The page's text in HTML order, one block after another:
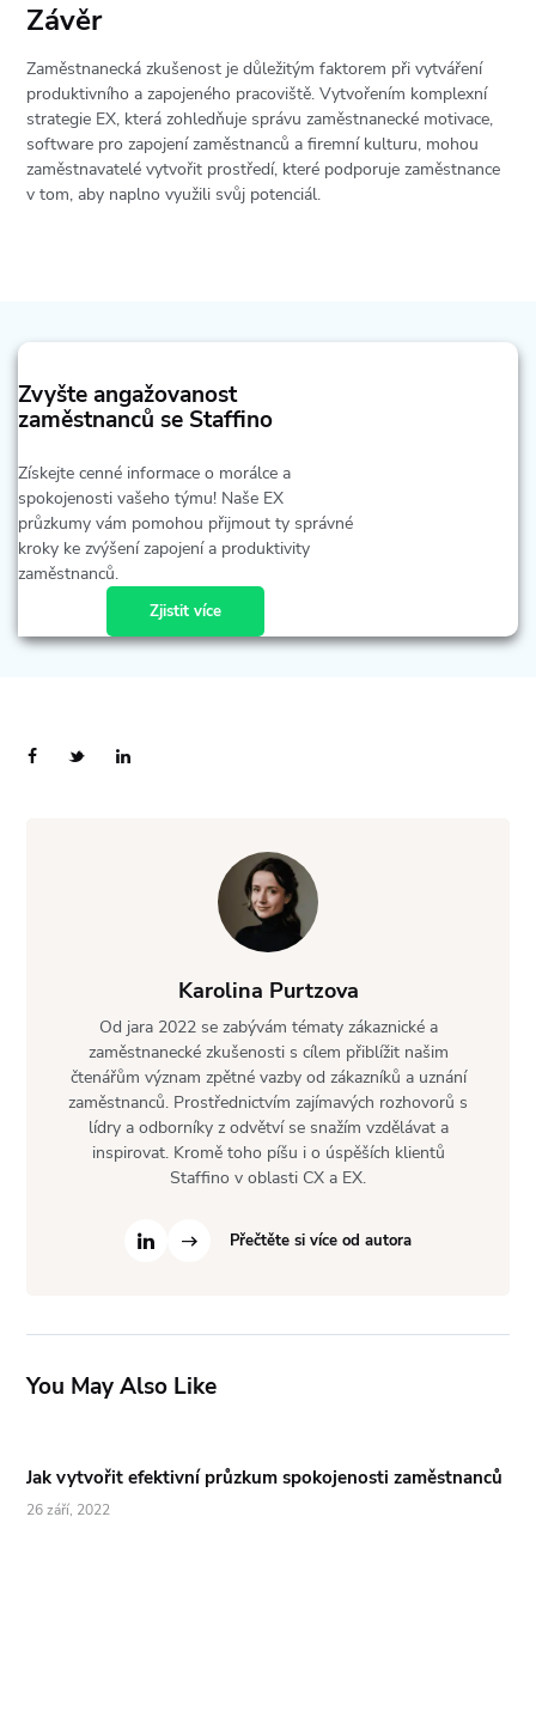
Závěr
Zaměstnanecká zkušenost je důležitým faktorem při vytváření
produktivního a zapojeného pracoviště. Vytvořením komplexní
strategie EX, která zohledňuje správu zaměstnanecké motivace,
software pro zapojení zaměstnanců a firemní kulturu, mohou
zaměstnavatelé vytvořit prostředí, které podporuje zaměstnance
v tom, aby naplno využili svůj potenciál.
Zvyšte angažovanost
zaměstnanců se Staffino
Získejte cenné informace o morálce a
spokojenosti vašeho týmu! Naše EX
průzkumy vám pomohou přijmout ty správné
kroky ke zvýšení zapojení a produktivity
zaměstnanců.
Zjistit více
Karolina Purtzova
Od jara 2022 se zabývám tématy zákaznické a
zaměstnanecké zkušenosti s cílem přiblížit našim
čtenářům význam zpětné vazby od zákazníků a uznání
zaměstnanců. Prostřednictvím zajímavých rozhovorů s
lídry a odborníky z odvětví se snažím vzdělávat a
inspirovat. Kromě toho píšu i o úspěších klientů
Staffino v oblasti CX a EX.
Přečtěte si více od autora
You May Also Like
Jak vytvořit efektivní průzkum spokojenosti zaměstnanců
26 září, 2022